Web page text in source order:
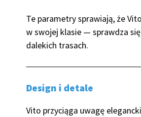
Te parametry sprawiają, że
w swojej klasie — sprawdza
dalekich trasach.
Design i detale
Vito przyciąga uwagę